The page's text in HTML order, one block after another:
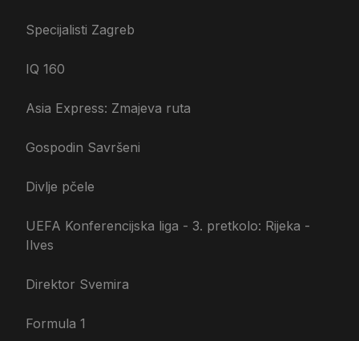
Specijalisti Zagreb
IQ 160
Asia Express: Zmajeva ruta
Gospodin Savršeni
Divlje pčele
UEFA Konferencijska liga - 3. pretkolo: Rijeka -
Ilves
Direktor Svemira
Formula 1